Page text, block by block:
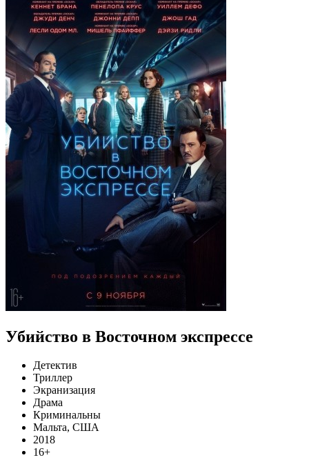
Убийство в Восточном экспрессе
Детектив
Триллер
Экранизация
Драма
Криминальны
Мальта, США
2018
16+